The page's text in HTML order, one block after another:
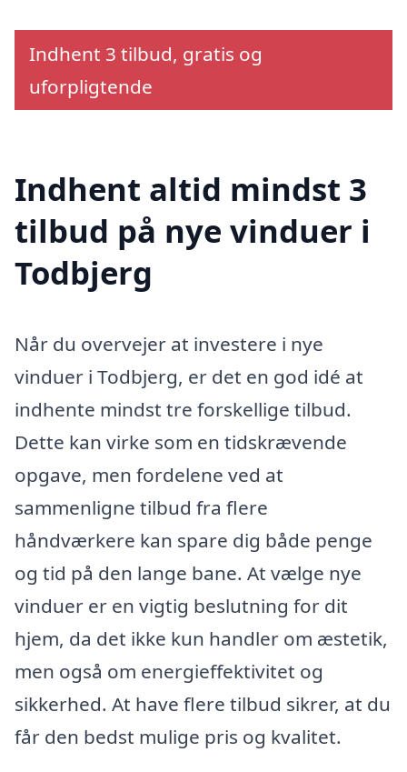
Indhent 3 tilbud, gratis og
uforpligtende
Indhent altid mindst 3
tilbud på nye vinduer i
Todbjerg
Når du overvejer at investere i nye
vinduer i Todbjerg, er det en god idé at
indhente mindst tre forskellige tilbud.
Dette kan virke som en tidskrævende
opgave, men fordelene ved at
sammenligne tilbud fra flere
håndværkere kan spare dig både penge
og tid på den lange bane. At vælge nye
vinduer er en vigtig beslutning for dit
hjem, da det ikke kun handler om æstetik,
men også om energieffektivitet og
sikkerhed. At have flere tilbud sikrer, at du
får den bedst mulige pris og kvalitet.